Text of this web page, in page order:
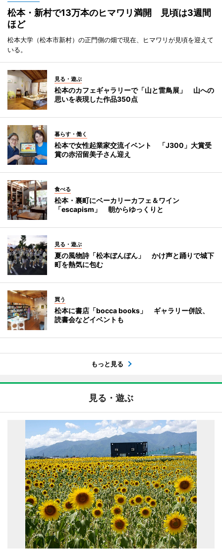
松本・新村で13万本のヒマワリ満開 見頃は3週間
ほど
松本大学（松本市新村）の正門側の畑で現在、ヒマワリが見頃を迎えて
いる。
見る・遊ぶ
松本のカフェギャラリーで「山と雷鳥展」 山への
思いを表現した作品350点
暮らす・働く
松本で女性起業家交流イベント 「J300」大賞受
賞の赤沼留美子さん迎え
食べる
松本・裏町にベーカリーカフェ＆ワイン
「escapism」 朝からゆっくりと
見る・遊ぶ
夏の風物詩「松本ぼんぼん」 かけ声と踊りで城下
町を熱気に包む
買う
松本に書店「bocca books」 ギャラリー併設、
読書会などイベントも
もっと見る
見る・遊ぶ